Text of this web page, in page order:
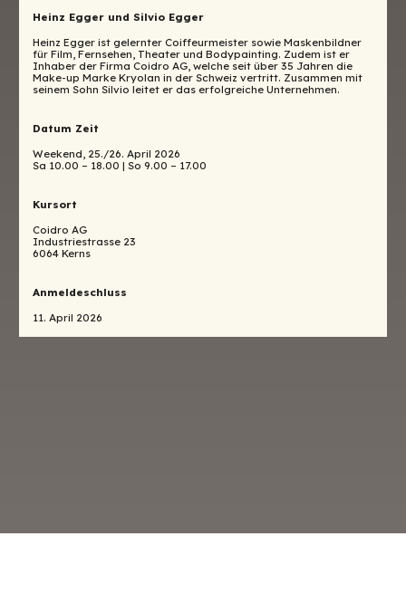
Heinz Egger und Silvio Egger
Heinz Egger ist gelernter Coiffeurmeister sowie Maskenbildner
für Film, Fernsehen, Theater und Bodypainting. Zudem ist er
Inhaber der Firma Coidro AG, welche seit über 35 Jahren die
Make-up Marke Kryolan in der Schweiz vertritt. Zusammen mit
seinem Sohn Silvio leitet er das erfolgreiche Unternehmen.
Datum Zeit
Weekend, 25./26. April 2026
Sa 10.00 – 18.00 | So 9.00 – 17.00
Kursort
Coidro AG
Industriestrasse 23
6064 Kerns
Anmeldeschluss
11. April 2026